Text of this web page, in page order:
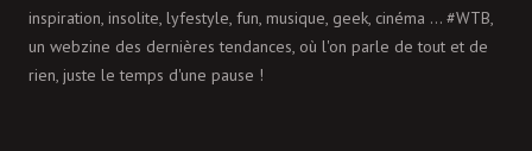
inspiration, insolite, lyfestyle, fun, musique, geek, cinéma ... #WTB,
un webzine des dernières tendances, où l'on parle de tout et de
rien, juste le temps d'une pause !